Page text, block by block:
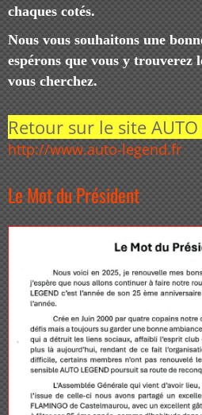
chaques cotés.
Nous vous souhaitons une
espérons que vous y trouverez
vous cherchez.
Retour sur le site AUTO
http://www.auto-legend.fr
Le Mot du Président